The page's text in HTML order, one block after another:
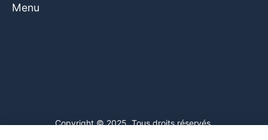
Menu
Copyright © 2025. Tous droits réservés.